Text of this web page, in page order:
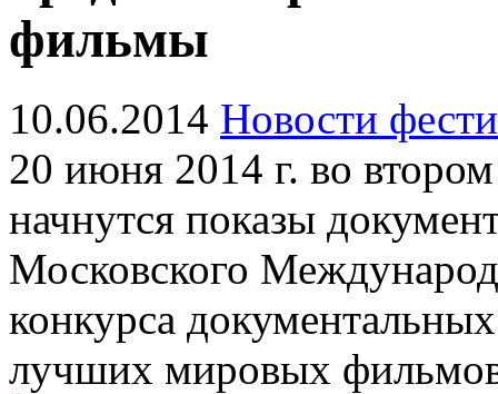
фильмы
10.06.2014 Новости
20 июня 2014 г. во втором
начнутся показы
Московского
конкурса
лучших мировых